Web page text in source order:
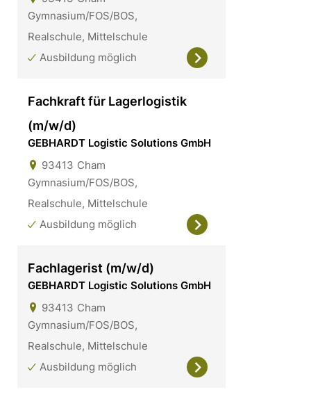
Gymnasium/FOS/BOS,
Realschule, Mittelschule
Ausbildung möglich
Fachkraft für Lagerlogistik
(m/w/d)
GEBHARDT Logistic Solutions GmbH
93413 Cham
Gymnasium/FOS/BOS,
Realschule, Mittelschule
Ausbildung möglich
Fachlagerist (m/w/d)
GEBHARDT Logistic Solutions GmbH
93413 Cham
Gymnasium/FOS/BOS,
Realschule, Mittelschule
Ausbildung möglich